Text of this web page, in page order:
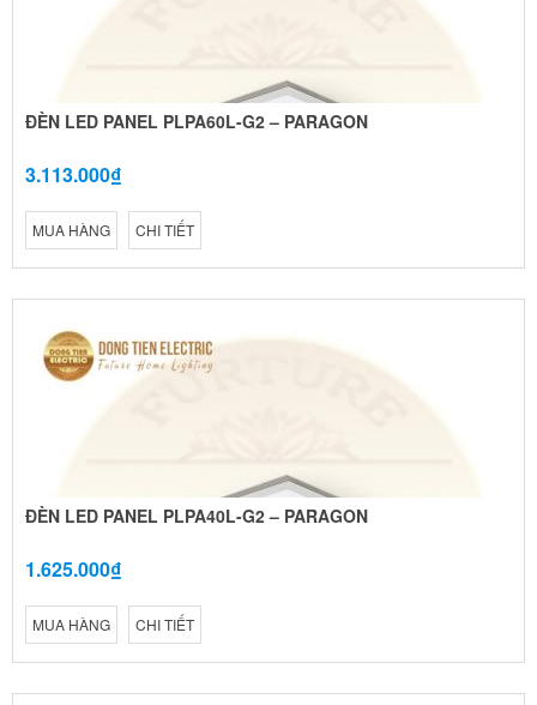
ĐÈN LED PANEL PLPA60L-G2 – PARAGON
3.113.000₫
MUA HÀNG CHI TIẾT
ĐÈN LED PANEL PLPA40L-G2 – PARAGON
1.625.000₫
MUA HÀNG CHI TIẾT